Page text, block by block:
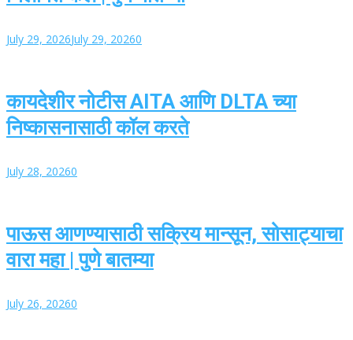
July 29, 2026July 29, 20260
कायदेशीर नोटीस AITA आणि DLTA च्या
निष्कासनासाठी कॉल करते
July 28, 20260
पाऊस आणण्यासाठी सक्रिय मान्सून, सोसाट्याचा
वारा महा | पुणे बातम्या
July 26, 20260